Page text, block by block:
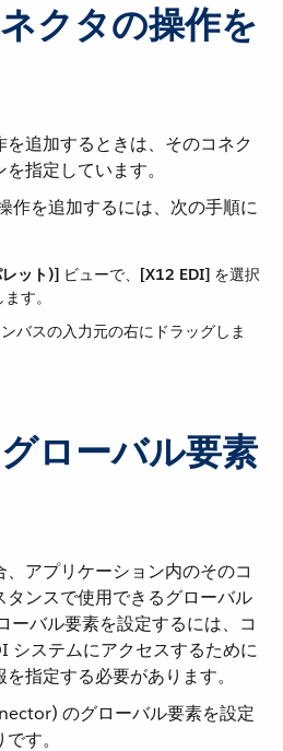
クタの操作を
追加するときは、そのコネク
指定しています。
作を追加するには、次の手順に
ット)] ​ ビューで、​ [X12 EDI] ​ を選択
す。
バスの入力元の右にドラッグしま
ローバル要素
アプリケーション内のそのコ
ンスで使用できるグローバル
ーバル要素を設定するには、コ
システムにアクセスするために
指定する必要があります。
のグローバル要素を設定
す。